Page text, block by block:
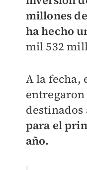
millones
ha hecho
mil 532
A la fecha,
para el
año.